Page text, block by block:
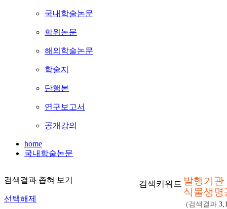
국내학술논문
학위논문
해외학술논문
학술지
단행본
연구보고서
공개강의
home
국내학술논문
검색결과 좁혀 보기
선택해제
검색키워드 발행기관
식물생명
(검색결과